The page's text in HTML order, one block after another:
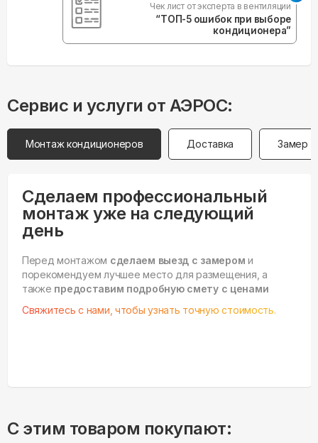
Чек лист от эксперта в вентиляции
“ТОП-5 ошибок при выборе
кондиционера”
Сервис и услуги от АЭРОС:
Монтаж кондиционеров Доставка Замер
Сделаем профессиональный
монтаж уже на следующий
день
Перед монтажом сделаем выезд с замером и
порекомендуем лучшее место для размещения, а
также предоставим подробную смету с ценами
Свяжитесь с нами, чтобы узнать точную стоимость.
С этим товаром покупают: